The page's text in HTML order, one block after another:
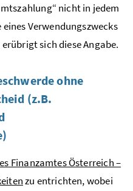
nicht in jedem
Verwendungszwecks
sich diese Angabe.
ohne
(z.B.
Finanzamtes Österreich –
zu entrichten, wobei